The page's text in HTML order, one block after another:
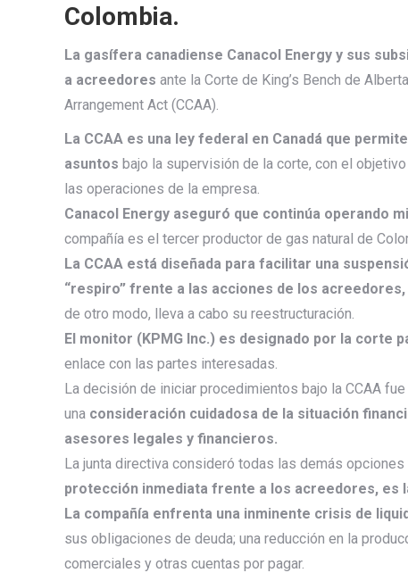
Colombia.
La gasífera canadiense Canacol Energy y sus
a acreedores ante la Corte de King’s Bench de
Arrangement Act (CCAA).
La CCAA es una ley federal en Canadá que
asuntos bajo la supervisión de la corte, con el
las operaciones de la empresa.
Canacol Energy aseguró que continúa operando
compañía es el tercer productor de gas natural de
La CCAA está diseñada para facilitar una
“respiro” frente a las acciones de los acreedores,
de otro modo, lleva a cabo su reestructuración.
El monitor (KPMG Inc.) es designado por la corte
enlace con las partes interesadas.
La decisión de iniciar procedimientos bajo la CCAA
una consideración cuidadosa de la situación
asesores legales y financieros.
La junta directiva consideró todas las demás opciones
protección inmediata frente a los acreedores, es
La compañía enfrenta una inminente crisis de
sus obligaciones de deuda; una reducción en la
comerciales y otras cuentas por pagar.